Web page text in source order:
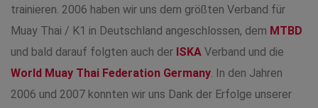
trainieren. 2006 haben wir uns dem größten Verband für
Muay Thai / K1 in Deutschland angeschlossen, dem MTBD
und bald darauf folgten auch der ISKA Verband und die
World Muay Thai Federation Germany. In den Jahren
2006 und 2007 konnten wir uns Dank der Erfolge unserer